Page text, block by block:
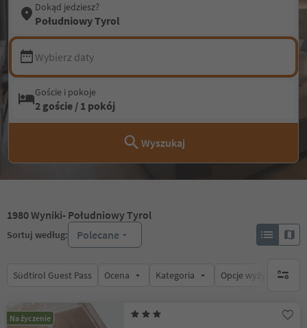
Dokąd jedziesz?
Południowy Tyrol
Wybierz daty
Goście i pokoje
2 goście / 1 pokój
Wyszukaj
1980Wyniki- Południowy Tyrol
Sortuj według: Polecane
Südtirol Guest Pass Ocena Kategoria Opcje wyżywieniabrak
Na życzenie